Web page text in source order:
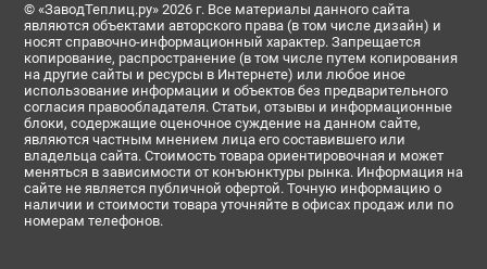
№196727 №196728 №196729
© «ЗаводТеплиц.ру» 2026 г. Все материалы данного сайта
являются объектами авторского права (в том числе дизайн) и
носят справочно-информационный характер. Запрещается
копирование, распространение (в том числе путем копирования
на другие сайты и ресурсы в Интернете) или любое иное
использование информации и объектов без предварительного
согласия правообладателя. Статьи, отзывы и информационные
блоки, содержащие оценочное суждение на данном сайте,
являются частным мнением лица его составившего или
владельца сайта. Стоимость товара ориентировочная и может
меняться в зависимости от конъюнктуры рынка. Информация на
сайте не является публичной офертой. Точную информацию о
наличии и стоимости товара уточняйте в офисах продаж или по
номерам телефонов.